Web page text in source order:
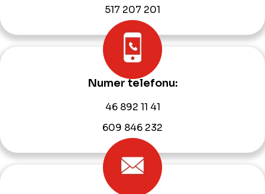
517 207 201
Numer telefonu:
46 892 11 41
609 846 232